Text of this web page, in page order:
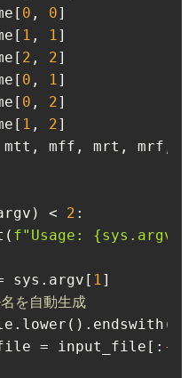
0 , 0]
1 , 1 ]
2 , 2]
0 , 1 ]
0 , 2]
1 , 2]
mtt, mff, mrt, mrf,
< 2 :
f"Usage: {sys.argv[
sys.argv[ 1 ]
を自動生成
= input_file[: -